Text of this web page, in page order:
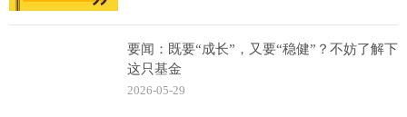
要闻：既要“成长”，又要“稳健”？不妨了解下
这只基金
2026-05-29